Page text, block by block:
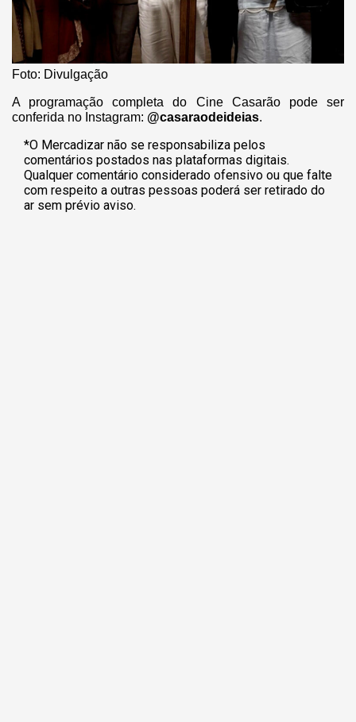
Foto: Divulgação
A programação completa do Cine Casarão pode ser
conferida no Instagram: @casaraodeideias.
*O Mercadizar não se responsabiliza pelos
comentários postados nas plataformas digitais.
Qualquer comentário considerado ofensivo ou que falte
com respeito a outras pessoas poderá ser retirado do
ar sem prévio aviso.